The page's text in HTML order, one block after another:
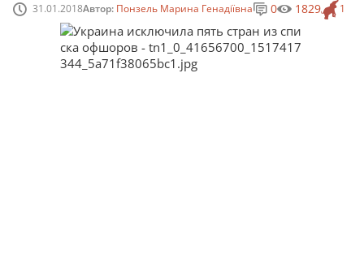
31.01.2018Автор: Понзель Марина Генадіївна 1
0 1829